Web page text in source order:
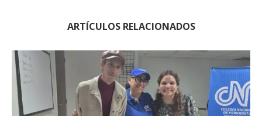
ARTÍCULOS RELACIONADOS